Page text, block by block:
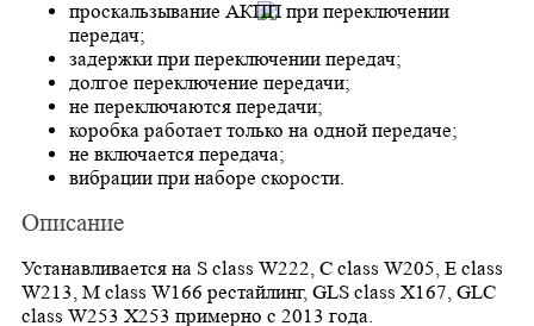
проскальзывание АКПП при переключении
передач;
задержки при переключении передач;
долгое переключение передачи;
не переключаются передачи;
коробка работает только на одной передаче;
не включается передача;
вибрации при наборе скорости.
Описание
Устанавливается на S class W222, C class W205, E class
W213, M class W166 рестайлинг, GLS class X167, GLC
class W253 X253 примерно с 2013 года.